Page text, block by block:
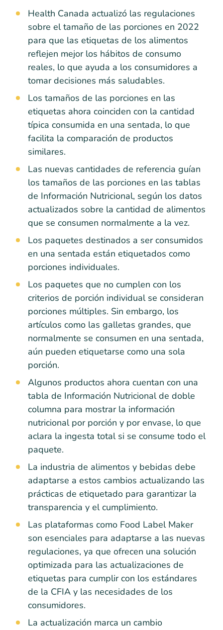
Health Canada actualizó las regulaciones
sobre el tamaño de las porciones en 2022
para que las etiquetas de los alimentos
reflejen mejor los hábitos de consumo
reales, lo que ayuda a los consumidores a
tomar decisiones más saludables.
Los tamaños de las porciones en las
etiquetas ahora coinciden con la cantidad
típica consumida en una sentada, lo que
facilita la comparación de productos
similares.
Las nuevas cantidades de referencia guían
los tamaños de las porciones en las tablas
de Información Nutricional, según los datos
actualizados sobre la cantidad de alimentos
que se consumen normalmente a la vez.
Los paquetes destinados a ser consumidos
en una sentada están etiquetados como
porciones individuales.
Los paquetes que no cumplen con los
criterios de porción individual se consideran
porciones múltiples. Sin embargo, los
artículos como las galletas grandes, que
normalmente se consumen en una sentada,
aún pueden etiquetarse como una sola
porción.
Algunos productos ahora cuentan con una
tabla de Información Nutricional de doble
columna para mostrar la información
nutricional por porción y por envase, lo que
aclara la ingesta total si se consume todo el
paquete.
La industria de alimentos y bebidas debe
adaptarse a estos cambios actualizando las
prácticas de etiquetado para garantizar la
transparencia y el cumplimiento.
Las plataformas como Food Label Maker
son esenciales para adaptarse a las nuevas
regulaciones, ya que ofrecen una solución
optimizada para las actualizaciones de
etiquetas para cumplir con los estándares
de la CFIA y las necesidades de los
consumidores.
La actualización marca un cambio